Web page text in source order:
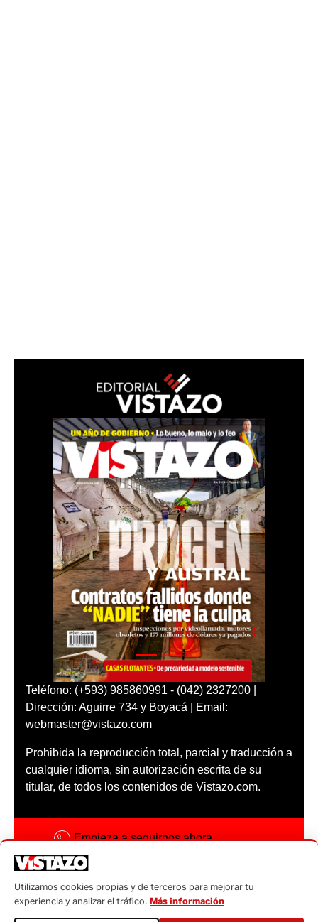
Teléfono: (+593) 985860991 - (042) 2327200 |
Dirección: Aguirre 734 y Boyacá | Email:
webmaster@vistazo.com
Prohibida la reproducción total, parcial y traducción a
cualquier idioma, sin autorización escrita de su
titular, de todos los contenidos de Vistazo.com.
Empieza a seguirnos ahora
Código ética
Sugerencias a:
Utilizamos cookies propias y de terceros para mejorar tu
experiencia y analizar el tráfico. Más información